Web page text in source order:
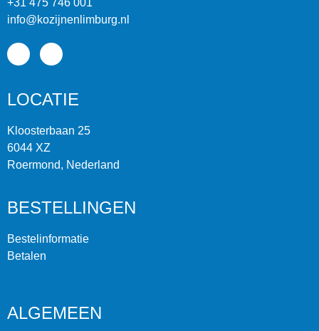
info@kozijnenlimburg.nl
LOCATIE
Kloosterbaan 25
6044 XZ
Roermond, Nederland
BESTELLINGEN
Bestelinformatie
Betalen
ALGEMEEN